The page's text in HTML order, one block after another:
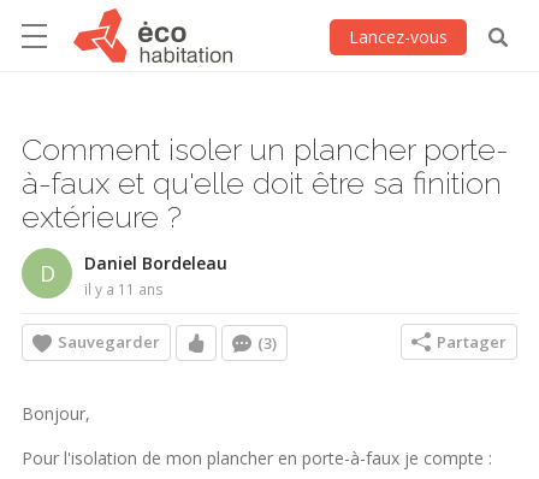
Lancez-vous
Comment isoler un plancher porte-
à-faux et qu'elle doit être sa finition
extérieure ?
D Daniel Bordeleau
il y a 11 ans
Sauvegarder (3) Partager
Bonjour,
Pour l'isolation de mon plancher en porte-à-faux je compte :